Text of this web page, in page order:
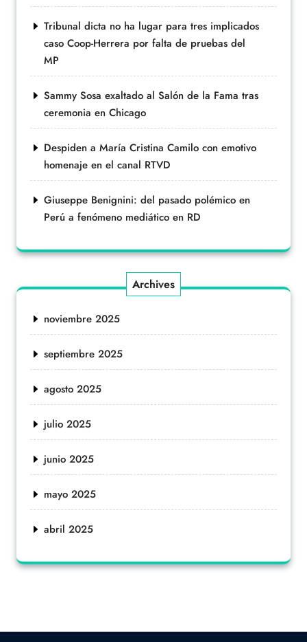
Tribunal dicta no ha lugar para tres implicados
caso Coop-Herrera por falta de pruebas del
MP
Sammy Sosa exaltado al Salón de la Fama tras
ceremonia en Chicago
Despiden a María Cristina Camilo con emotivo
homenaje en el canal RTVD
Giuseppe Benignini: del pasado polémico en
Perú a fenómeno mediático en RD
Archives
noviembre 2025
septiembre 2025
agosto 2025
julio 2025
junio 2025
mayo 2025
abril 2025